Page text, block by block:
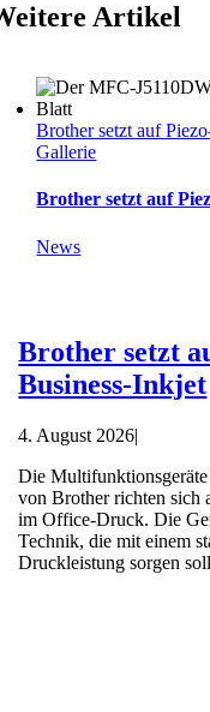
Artikel
Brother setzt auf
Gallerie
Brother setzt auf
News
Brother setzt
Business-Inkjet
4. August 2026|
Die
von Brother richten sich
im Office-Druck. Die
Technik, die mit einem
Druckleistung sorgen